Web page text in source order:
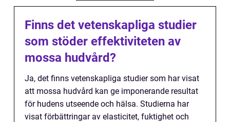
Finns det vetenskapliga studier
som stöder effektiviteten av
mossa hudvård?
Ja, det finns vetenskapliga studier som har visat
att mossa hudvård kan ge imponerande resultat
för hudens utseende och hälsa. Studierna har
visat förbättringar av elasticitet, fuktighet och